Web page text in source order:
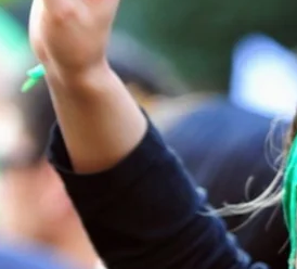
wahrheit
verlag
verlag
veranstaltungen
fragen & hilfe